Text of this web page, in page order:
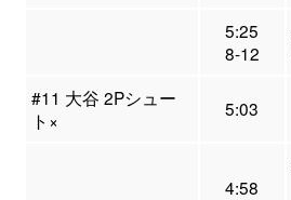
5:25
8-12
#11 大谷 2Pシュー
ト×
5:03
4:58